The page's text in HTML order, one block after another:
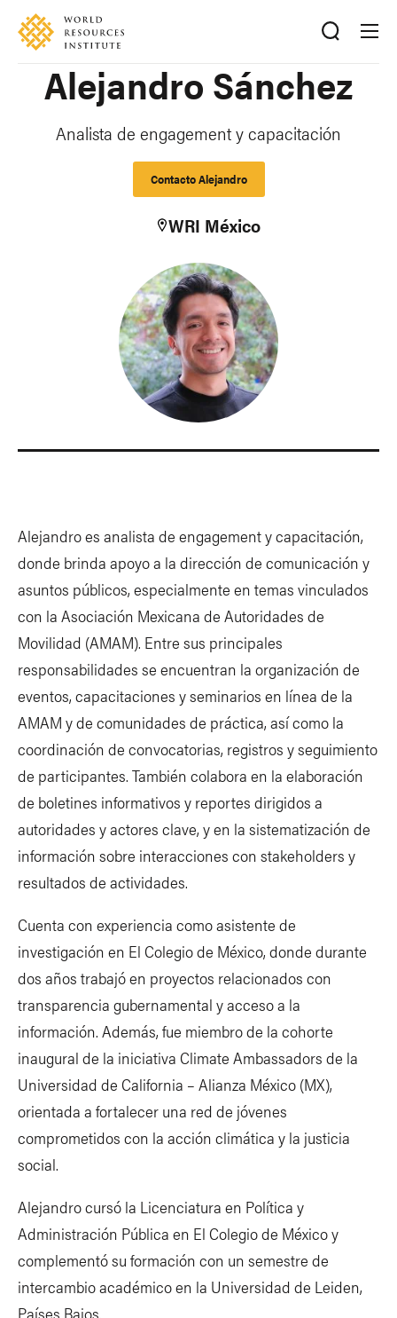
Skip
main
content
Accessibility
Alejandro Sánchez
Analista de engagement y capacitación
Contacto Alejandro
WRI México
Alejandro es analista de engagement y capacitación,
donde brinda apoyo a la dirección de comunicación y
asuntos públicos, especialmente en temas vinculados
con la Asociación Mexicana de Autoridades de
Movilidad (AMAM). Entre sus principales
responsabilidades se encuentran la organización de
eventos, capacitaciones y seminarios en línea de la
AMAM y de comunidades de práctica, así como la
coordinación de convocatorias, registros y seguimiento
de participantes. También colabora en la elaboración
de boletines informativos y reportes dirigidos a
autoridades y actores clave, y en la sistematización de
información sobre interacciones con stakeholders y
resultados de actividades.
Cuenta con experiencia como asistente de
investigación en El Colegio de México, donde durante
dos años trabajó en proyectos relacionados con
transparencia gubernamental y acceso a la
información. Además, fue miembro de la cohorte
inaugural de la iniciativa Climate Ambassadors de la
Universidad de California – Alianza México (MX),
orientada a fortalecer una red de jóvenes
comprometidos con la acción climática y la justicia
social.
Alejandro cursó la Licenciatura en Política y
Administración Pública en El Colegio de México y
complementó su formación con un semestre de
intercambio académico en la Universidad de Leiden,
Países Bajos.